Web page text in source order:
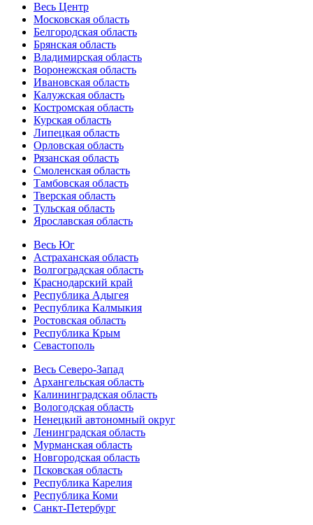
Весь Центр
Московская область
Белгородская область
Брянская область
Владимирская область
Воронежская область
Ивановская область
Калужская область
Костромская область
Курская область
Липецкая область
Орловская область
Рязанская область
Смоленская область
Тамбовская область
Тверская область
Тульская область
Ярославская область
Весь Юг
Астраханская область
Волгоградская область
Краснодарский край
Республика Адыгея
Республика Калмыкия
Ростовская область
Республика Крым
Севастополь
Весь Северо-Запад
Архангельская область
Калининградская область
Вологодская область
Ненецкий автономный округ
Ленинградская область
Мурманская область
Новгородская область
Псковская область
Республика Карелия
Республика Коми
Санкт-Петербург